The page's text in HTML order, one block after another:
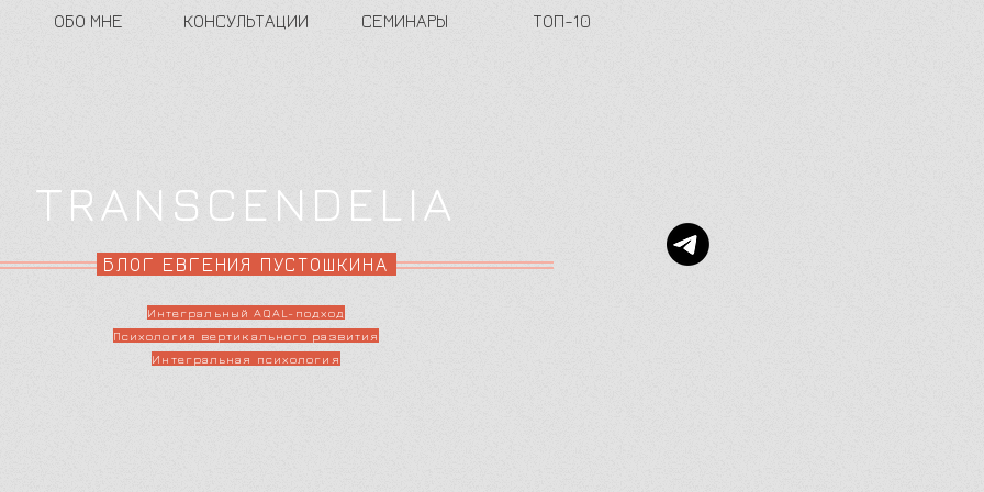
ОБО МНЕ КОНСУЛЬТАЦИИ СЕМИНАРЫ ТОП-10
TRANSCENDELIA
БЛОГ ЕВГЕНИЯ ПУСТОШКИНА
Интегральный AQAL-подход
Психология вертикального развития
Интегральная психология